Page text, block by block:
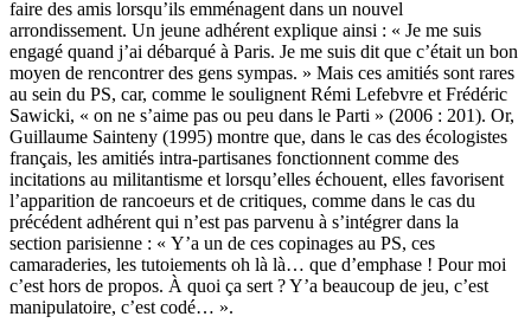
faire des amis lorsqu’ils emménagent dans un nouvel
arrondissement. Un jeune adhérent explique ainsi : « Je me suis
engagé quand j’ai débarqué à Paris. Je me suis dit que c’était un bon
moyen de rencontrer des gens sympas. » Mais ces amitiés sont rares
au sein du PS, car, comme le soulignent Rémi Lefebvre et Frédéric
Sawicki, « on ne s’aime pas ou peu dans le Parti » (2006 : 201). Or,
Guillaume Sainteny (1995) montre que, dans le cas des écologistes
français, les amitiés intra-partisanes fonctionnent comme des
incitations au militantisme et lorsqu’elles échouent, elles favorisent
l’apparition de rancoeurs et de critiques, comme dans le cas du
précédent adhérent qui n’est pas parvenu à s’intégrer dans la
section parisienne : « Y’a un de ces copinages au PS, ces
camaraderies, les tutoiements oh là là… que d’emphase ! Pour moi
c’est hors de propos. À quoi ça sert ? Y’a beaucoup de jeu, c’est
manipulatoire, c’est codé… ».